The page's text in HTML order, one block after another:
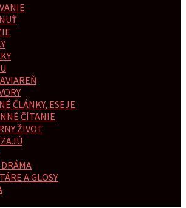
ČLÁNKY, ESEJE
ČÍTANIE
ŽIVOT
A GLOSY